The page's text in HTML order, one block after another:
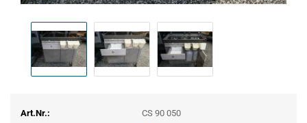
Art.Nr.:
CS 90 050